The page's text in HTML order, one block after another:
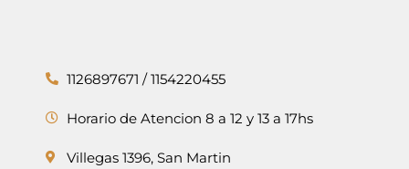
1126897671 / 1154220455
Horario de Atencion 8 a 12 y 13 a 17hs
Villegas 1396, San Martin